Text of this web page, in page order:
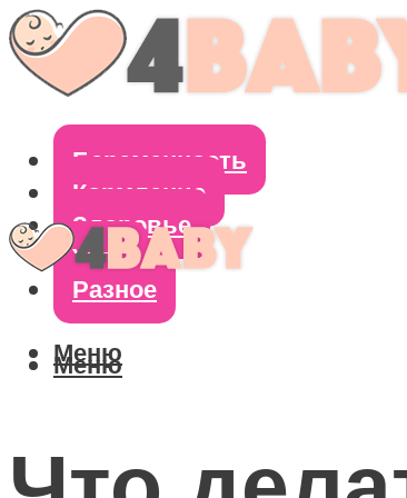
Беременность
Кормление
Здоровье
Уход
Разное
Меню
Меню